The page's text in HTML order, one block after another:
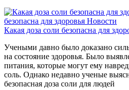
безопасна для здоровья Новости
Какая доза соли безопасна для
Учеными давно было доказано
на состояние здоровья. Было
питания, которые могут ему
соль. Однако недавно ученые
безопасная доза соли для людей